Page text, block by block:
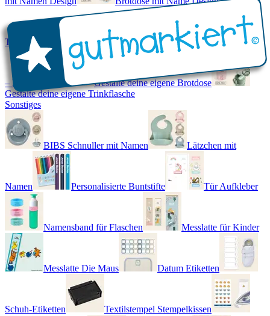
Trinkflasche mit Name - Real World Brotdose mit Namen
– Real World
Gestalte deine eigene Brotdose
Gestalte deine eigene Trinkflasche
Sonstiges
BIBS Schnuller mit Namen Lätzchen mit
Namen Personalisierte Buntstifte Tür Aufkleber
Namensband für Flaschen Messlatte für Kinder
Messlatte Die Maus Datum Etiketten
Schuh-Etiketten Textilstempel Stempelkissen